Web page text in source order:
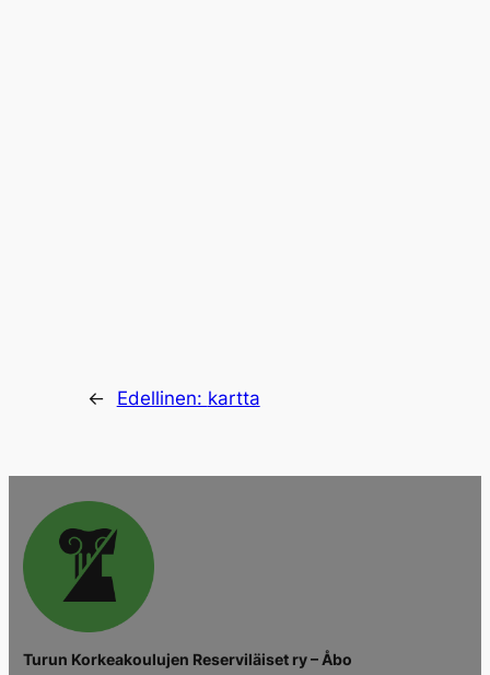
← Edellinen: kartta
Turun Korkeakoulujen Reserviläiset ry – Åbo